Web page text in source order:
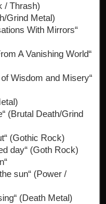
/ Thrash)
Grind Metal)
With Mirrors“
A Vanishing World“
of Wisdom and Misery“
(Brutal Death/Grind
(Gothic Rock)
day“ (Goth Rock)
sun“ (Power /
(Death Metal)